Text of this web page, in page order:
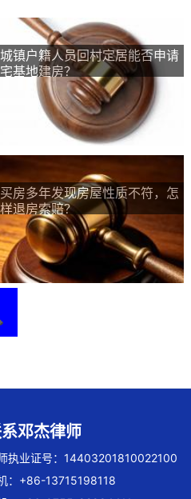
城镇户籍人员回村定居能否申请
宅基地建房？
买房多年发现房屋性质不符，怎
样退房索赔？
邓杰律师
执业证号：14403201810022100
：+86-13715198118